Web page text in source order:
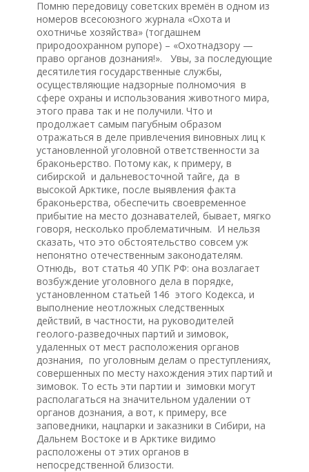
Помню передовицу советских времён в одном из
номеров всесоюзного журнала «Охота и
охотничье хозяйства» (тогдашнем
природоохранном рупоре) – «Охотнадзору —
право органов дознания!». Увы, за последующие
десятилетия государственные службы,
осуществляющие надзорные полномочия в
сфере охраны и использования животного мира,
этого права так и не получили. Что и
продолжает самым пагубным образом
отражаться в деле привлечения виновных лиц к
установленной уголовной ответственности за
браконьерство. Потому как, к примеру, в
сибирской и дальневосточной тайге, да в
высокой Арктике, после выявления факта
браконьерства, обеспечить своевременное
прибытие на место дознавателей, бывает, мягко
говоря, несколько проблематичным. И нельзя
сказать, что это обстоятельство совсем уж
непонятно отечественным законодателям.
Отнюдь, вот статья 40 УПК РФ: она возлагает
возбуждение уголовного дела в порядке,
установленном статьей 146 этого Кодекса, и
выполнение неотложных следственных
действий, в частности, на руководителей
геолого-разведочных партий и зимовок,
удаленных от мест расположения органов
дознания, по уголовным делам о преступлениях,
совершенных по месту нахождения этих партий и
зимовок. То есть эти партии и зимовки могут
располагаться на значительном удалении от
органов дознания, а вот, к примеру, все
заповедники, нацпарки и заказники в Сибири, на
Дальнем Востоке и в Арктике видимо
расположены от этих органов в
непосредственной близости.